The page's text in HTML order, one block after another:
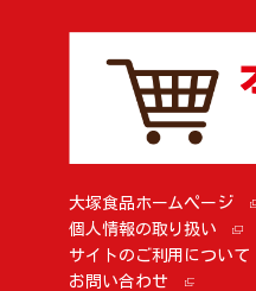
大塚食品ホームページ
個人情報の取り扱い
サイトのご利用について
お問い合わせ